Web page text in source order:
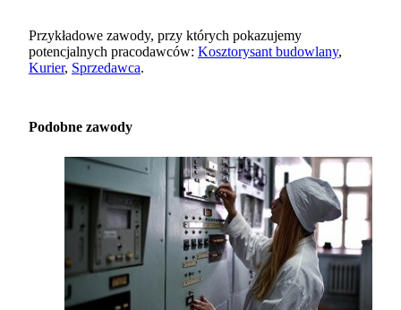
Przykładowe zawody, przy których pokazujemy
potencjalnych pracodawców: Kosztorysant budowlany,
Kurier, Sprzedawca.
Podobne zawody